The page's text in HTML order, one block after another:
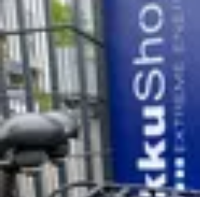
Connexion Rapide
Astuces et Conseils OptimisationOptimisation
ConnexionTechnologie Applications
Connexion Rapide